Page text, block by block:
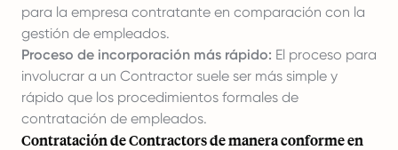
para la empresa contratante en comparación con la
gestión de empleados.
Proceso de incorporación más rápido: El proceso para
involucrar a un Contractor suele ser más simple y
rápido que los procedimientos formales de
contratación de empleados.
Contratación de Contractors de manera conforme en